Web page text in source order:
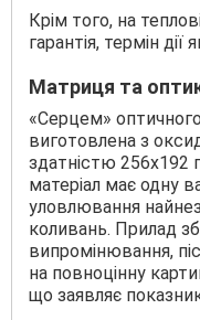
Крім того, на
гарантія, термін
Матриця та
«Серцем»
виготовлена з
здатністю 256х192
матеріал має одну
уловлювання
коливань. Прилад
випромінювання,
на повноцінну
що заявляє